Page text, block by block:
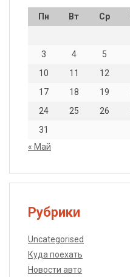
Пн Вт Ср
3
4 5
10
11 12
17
18 19
24
25 26
31
« Май
Рубрики
Uncategorised
Куда поехать
Новости авто